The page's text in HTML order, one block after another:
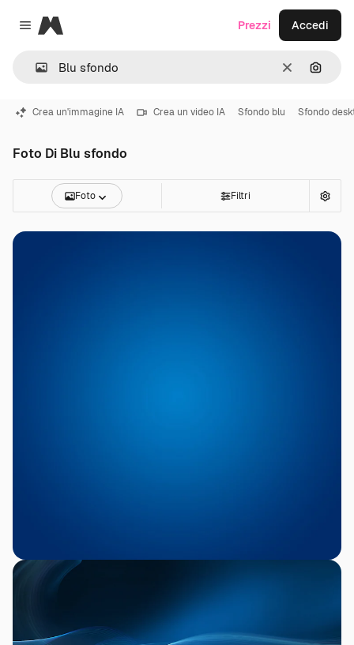
Close menu
Magnific
CancellaCerca
Prezzi Accedi
Crea un'immagine IA Crea un video IA Sfondo blu Sfondo
Foto Di Blu sfondo
Foto Filtri